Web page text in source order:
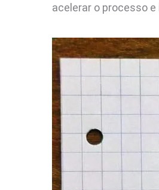
acelerar o processo